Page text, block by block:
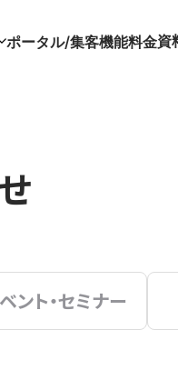
ポータル/集客機能料金資
ント・セミナー